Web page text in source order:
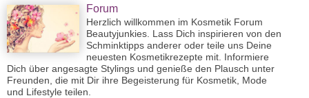
Forum
Herzlich willkommen im Kosmetik Forum
Beautyjunkies. Lass Dich inspirieren von den
Schminktipps anderer oder teile uns Deine
neuesten Kosmetikrezepte mit. Informiere
Dich über angesagte Stylings und genieße den Plausch unter
Freunden, die mit Dir ihre Begeisterung für Kosmetik, Mode
und Lifestyle teilen.